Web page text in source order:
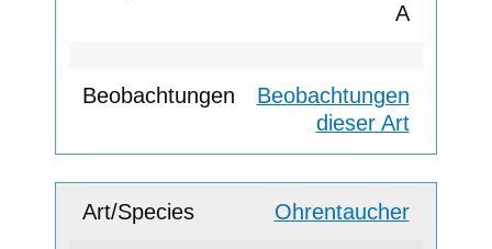
A
Beobachtungen
dieser Art
Ohrentaucher